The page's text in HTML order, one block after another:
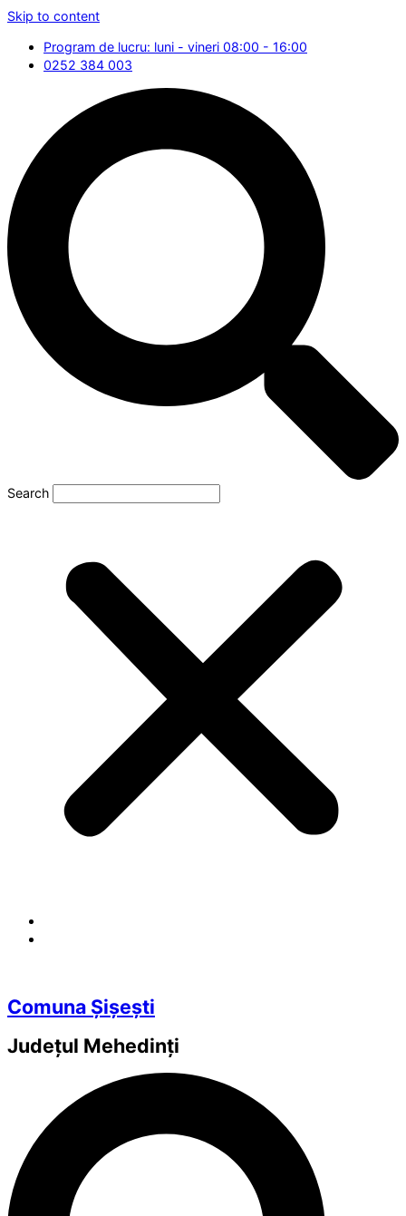
Skip to content
Program de lucru: luni - vineri 08:00 - 16:00
0252 384 003
Search
Comuna Șișești
Județul Mehedinți